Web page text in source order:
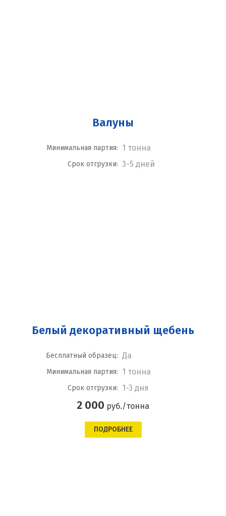
Валуны
Минимальная партия: 1 тонна
Срок отгрузки: 3-5 дней
Белый декоративный щебень
Бесплатный образец: Да
Минимальная партия: 1 тонна
Срок отгрузки: 1-3 дня
2 000 руб./тонна
ПОДРОБНЕЕ